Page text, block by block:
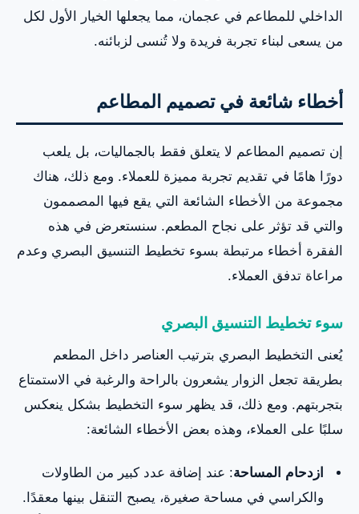
الداخلي للمطاعم في عجمان، مما يجعلها الخيار الأول لكل
من يسعى لبناء تجربة فريدة ولا تُنسى لزبائنه.
أخطاء شائعة في تصميم المطاعم
إن تصميم المطاعم لا يتعلق فقط بالجماليات، بل يلعب
دورًا هامًا في تقديم تجربة مميزة للعملاء. ومع ذلك، هناك
مجموعة من الأخطاء الشائعة التي يقع فيها المصممون
والتي قد تؤثر على نجاح المطعم. سنستعرض في هذه
الفقرة أخطاء مرتبطة بسوء تخطيط التنسيق البصري وعدم
مراعاة تدفق العملاء.
سوء تخطيط التنسيق البصري
يُعنى التخطيط البصري بترتيب العناصر داخل المطعم
بطريقة تجعل الزوار يشعرون بالراحة والرغبة في الاستمتاع
بتجربتهم. ومع ذلك، قد يظهر سوء التخطيط بشكل ينعكس
سلبًا على العملاء، وهذه بعض الأخطاء الشائعة:
ازدحام المساحة: عند إضافة عدد كبير من الطاولات
والكراسي في مساحة صغيرة، يصبح التنقل بينها معقدًا.